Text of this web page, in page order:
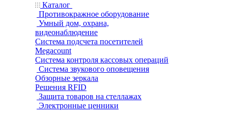
Каталог
Противокражное оборудование
Умный дом, охрана,
видеонаблюдение
Система подсчета посетителей
Megacount
Система контроля кассовых операций
Система звукового оповещения
Обзорные зеркала
Решения RFID
Защита товаров на стеллажах
Электронные ценники